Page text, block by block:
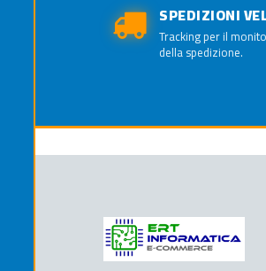
SPEDIZIONI
Tracking per il
della spedizione.